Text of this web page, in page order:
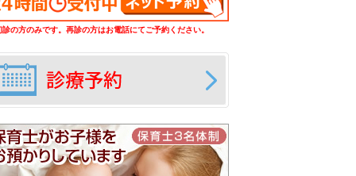
の方のみです。再診の方はお電話にてご予約ください。